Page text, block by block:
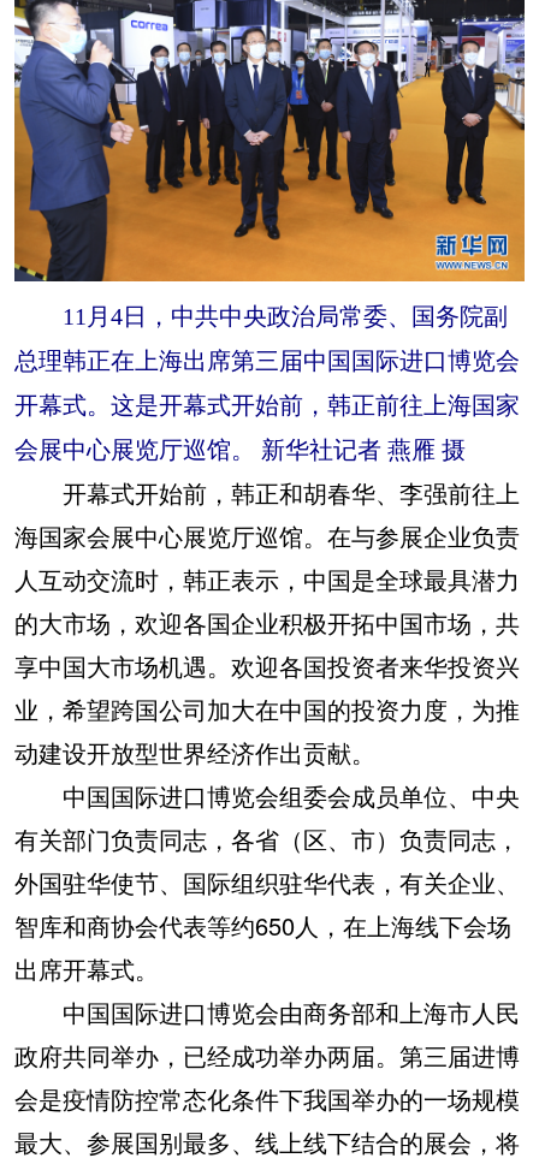
11月4日，中共中央政治局常委、国务院副
总理韩正在上海出席第三届中国国际进口博览会
开幕式。这是开幕式开始前，韩正前往上海国家
会展中心展览厅巡馆。 新华社记者 燕雁 摄
开幕式开始前，韩正和胡春华、李强前往上
海国家会展中心展览厅巡馆。在与参展企业负责
人互动交流时，韩正表示，中国是全球最具潜力
的大市场，欢迎各国企业积极开拓中国市场，共
享中国大市场机遇。欢迎各国投资者来华投资兴
业，希望跨国公司加大在中国的投资力度，为推
动建设开放型世界经济作出贡献。
中国国际进口博览会组委会成员单位、中央
有关部门负责同志，各省（区、市）负责同志，
外国驻华使节、国际组织驻华代表，有关企业、
智库和商协会代表等约650人，在上海线下会场
出席开幕式。
中国国际进口博览会由商务部和上海市人民
政府共同举办，已经成功举办两届。第三届进博
会是疫情防控常态化条件下我国举办的一场规模
最大、参展国别最多、线上线下结合的展会，将